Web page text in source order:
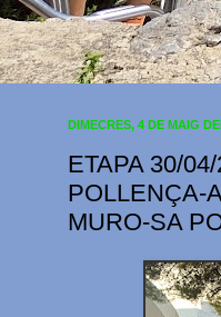
DIMECRES, 4 DE MAIG
ETAPA 30/
POLLENÇA-
MURO-SA